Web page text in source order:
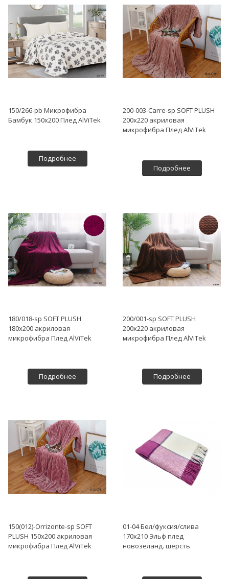
150/266-pb Микрофибра
Бамбук 150х200 Плед AlViTek
Подробнее
200-003-Carre-sp SOFT PLUSH
200х220 акриловая
микрофибра Плед AlViTek
Подробнее
180/018-sp SOFT PLUSH
180х200 акриловая
микрофибра Плед AlViTek
Подробнее
200/001-sp SOFT PLUSH
200х220 акриловая
микрофибра Плед AlViTek
Подробнее
150(012)-Orrizonte-sp SOFT
PLUSH 150х200 акриловая
микрофибра Плед AlViTek
01-04 Бел/фуксия/слива
170х210 Эльф плед
новозеланд. шерсть